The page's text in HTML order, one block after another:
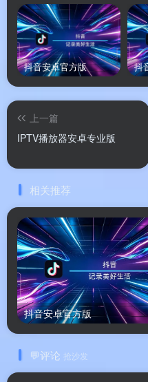
📹短视频浏览与推荐
观看和互动习惯推送
（0.75–2.0倍）、全
统特性。
🎬
可精准同步。提供丰
支持视频剪辑、拼接
能，充分发挥A系列
📺高清直播：可观
多种类型的实时直播
礼物打赏，与主播和
🎭精彩短剧与中长
不下来。抖音精选频
🛍️抖音商城：支持
界面简洁，操作流畅
货。
抖音安卓官方版
上一篇
IPTV播放器安卓专业版
相关推荐
抖音安卓官方版
💬评论 抢沙发